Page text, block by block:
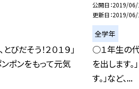
びだそう！２０１９」
ポンをもって元気
公開日 2019/
更新日 2019/
全学年
○１年生の
を出します。
す。」など、...